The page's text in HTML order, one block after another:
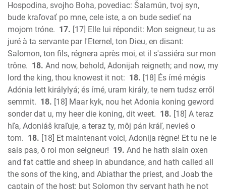
Hospodina, svojho Boha, povediac: Šalamún, tvoj syn,
bude kraľovať po mne, cele iste, a on bude sedieť na
mojom tróne. 17. [17] Elle lui répondit: Mon seigneur, tu as
juré à ta servante par l'Eternel, ton Dieu, en disant:
Salomon, ton fils, régnera après moi, et il s'assiéra sur mon
trône. 18. And now, behold, Adonijah reigneth; and now, my
lord the king, thou knowest it not: 18. [18] És ímé mégis
Adónia lett királylyá; és ímé, uram király, te nem tudsz erről
semmit. 18. [18] Maar kyk, nou het Adonia koning geword
sonder dat u, my heer die koning, dit weet. 18. [18] A teraz
hľa, Adoniáš kraľuje, a teraz ty, môj pán kráľ, nevieš o
tom. 18. [18] Et maintenant voici, Adonija règne! Et tu ne le
sais pas, ô roi mon seigneur! 19. And he hath slain oxen
and fat cattle and sheep in abundance, and hath called all
the sons of the king, and Abiathar the priest, and Joab the
captain of the host: but Solomon thy servant hath he not